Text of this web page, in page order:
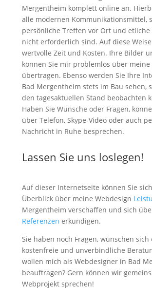
Mergentheim komplett online an.
alle modernen Kommunikationsmittel,
persönliche Treffen vor Ort und
nicht erforderlich sind. Auf diese
wertvolle Zeit und Kosten. Ihre Bilder
können Sie mir problemlos über meine
übertragen. Ebenso werden Sie Ihre
Bad Mergentheim stets im Bau sehen,
den tagesaktuellen Stand beobachten
Haben Sie Wünsche oder Fragen,
über Telefon, Skype-Video oder auch
Nachricht in Ruhe besprechen.
Lassen Sie uns loslegen!
Auf dieser Internetseite können Sie
Überblick über meine Webdesign
Mergentheim verschaffen und sich
Referenzen erkundigen.
Sie haben noch Fragen, wünschen sich
kostenfreie und unverbindliche
wollen mich als Webdesigner in Bad
beauftragen? Gern können wir
Webprojekt sprechen!